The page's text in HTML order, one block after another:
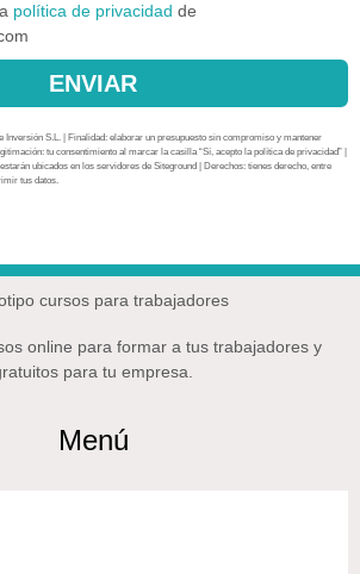
política de privacidad de
ENVIAR
Inversión S.L. | Finalidad: elaborar un presupuesto sin compromiso y mantener
tu consentimiento al marcar la casilla “Sí, acepto la política de privacidad” |
ubicados en los servidores de Siteground | Derechos: tienes derecho, entre
tus datos.
online para formar a tus trabajadores y
para tu empresa.
Menú